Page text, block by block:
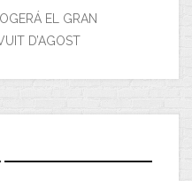
EL GRAN
D’AGOST